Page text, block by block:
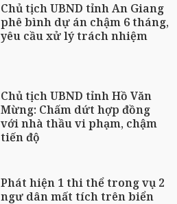
Chủ tịch UBND tỉnh An Giang
phê bình dự án chậm 6 tháng,
yêu cầu xử lý trách nhiệm
Chủ tịch UBND tỉnh Hồ Văn
Mừng: Chấm dứt hợp đồng
với nhà thầu vi phạm, chậm
tiến độ
Phát hiện 1 thi thể trong vụ 2
ngư dân mất tích trên biển